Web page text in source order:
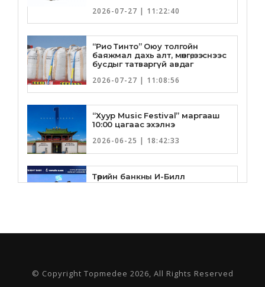
2026-07-27 | 11:22:40
“Рио Тинто” Оюу толгойн
баяжмал дахь алт, мөнгө, зэснээс
бусдыг татваргүй авдаг
2026-07-27 | 11:08:56
“Хуур Music Festival” маргааш
10:00 цагаас эхэлнэ
2026-06-25 | 18:42:33
Төрийн банкны И-Билл
үйлчилгээнд Голомт банк
шинэчлэн байгууллаа
© Copyright Topmedee 2026, All Rights Reserved